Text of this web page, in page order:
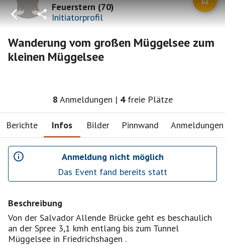
Feuerstern(70)
Initiatorprofil
Wanderung vom großen Müggelsee zum
kleinen Müggelsee
8 Anmeldungen | 4 freie Plätze
Berichte Infos Bilder Pinnwand Anmeldungen
Anmeldung nicht möglich
Das Event fand bereits statt
Beschreibung
Von der Salvador Allende Brücke geht es beschaulich
an der Spree 3,1 kmh entlang bis zum Tunnel
Müggelsee in Friedrichshagen .